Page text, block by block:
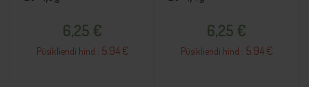
6,25 €
Püsikliendi hind : 5.94 €
6,25 €
Püsikliendi hind : 5.94 €